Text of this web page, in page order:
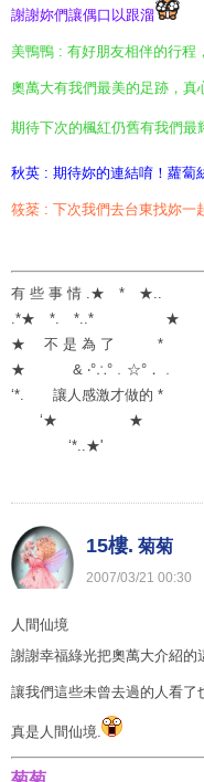
謝謝妳們讓偶口以跟溜
美鴨鴨 : 有好朋友相伴的行程
奧萬大有我們最美的足跡，真
期待下次的楓紅仍舊有我們最
秋英 : 期待妳的連結唷！蘿蔔
筱棻 : 下次我們去台東找妳一
有 些 事 情 .★ * ★..
.*★ *. *..* ★
★ 不 是 為 了 *
★ & ‧°∴°﹒☆°．﹒
‘*. 讓人感激才做的 *
‘★ ★
‘*..★'
15樓. 菊菊
2007/03/21 00:30
人間仙境
謝謝幸福綠光把奧萬大介紹的
讓我們這些未曾去過的人看了
真是人間仙境.